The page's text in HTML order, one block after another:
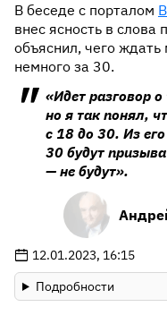
В беседе с порталом
внес ясность в
объяснил, чего
немного за 30.
«Идет разговор
но я так понял,
с 18 до 30. Из
30 будут
— не будут».
12.01.2023, 16:15
Подробности